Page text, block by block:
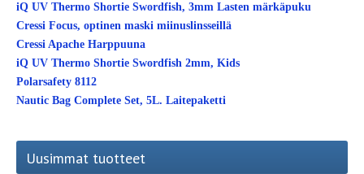
iQ UV Thermo Shortie Swordfish, 3mm Lasten märkäpuku
Cressi Focus, optinen maski miinuslinsseillä
Cressi Apache Harppuuna
iQ UV Thermo Shortie Swordfish 2mm, Kids
Polarsafety 8112
Nautic Bag Complete Set, 5L. Laitepaketti
Uusimmat tuotteet